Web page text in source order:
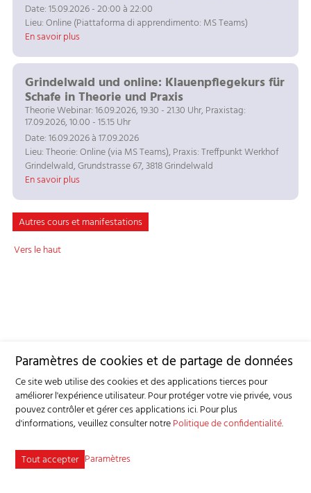
Date: 15.09.2026 - 20:00 à 22:00
Lieu: Online (Piattaforma di apprendimento: MS Teams)
En savoir plus
Grindelwald und online: Klauenpflegekurs für
Schafe in Theorie und Praxis
Theorie Webinar: 16.09.2026, 19.30 - 21.30 Uhr, Praxistag:
17.09.2026, 10.00 - 15.15 Uhr
Date: 16.09.2026 à 17.09.2026
Lieu: Theorie: Online (via MS Teams), Praxis: Treffpunkt Werkhof
Grindelwald, Grundstrasse 67, 3818 Grindelwald
En savoir plus
Autres cours et manifestations
Vers le haut
Paramètres de cookies et de partage de données
Ce site web utilise des cookies et des applications tierces pour
améliorer l'expérience utilisateur. Pour protéger votre vie privée, vous
pouvez contrôler et gérer ces applications ici.Pour plus
d'informations, veuillez consulter notrePolitique de confidentialité.
Tout accepter Paramètres